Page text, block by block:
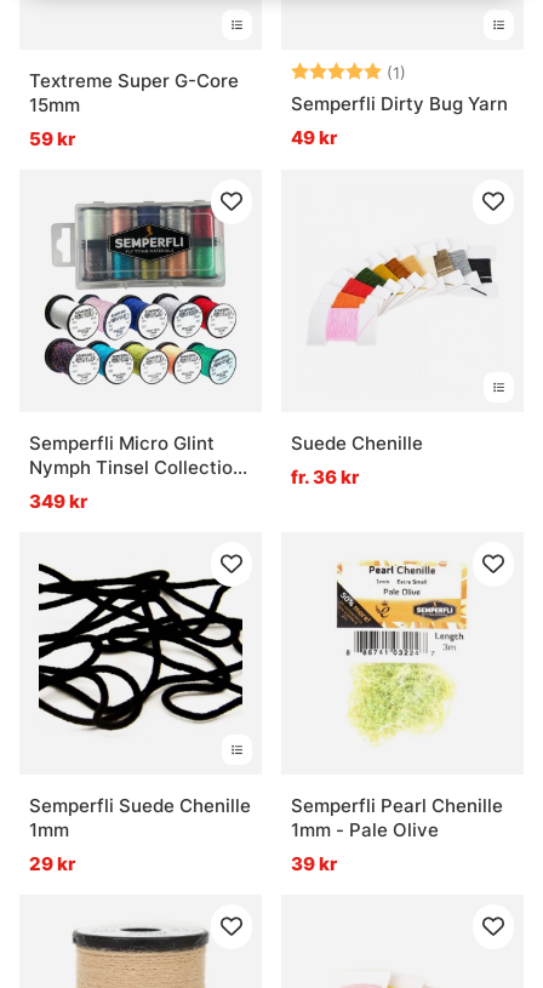
Textreme Super G-Core
15mm
59 kr
Betyg: (1)
Semperfli Dirty Bug Yarn
49 kr
Semperfli Micro Glint
Nymph Tinsel Collection
Attractor Colors
349 kr
Suede Chenille
fr. 36 kr
Semperfli Suede Chenille
1mm
29 kr
Semperfli Pearl Chenille
1mm - Pale Olive
39 kr